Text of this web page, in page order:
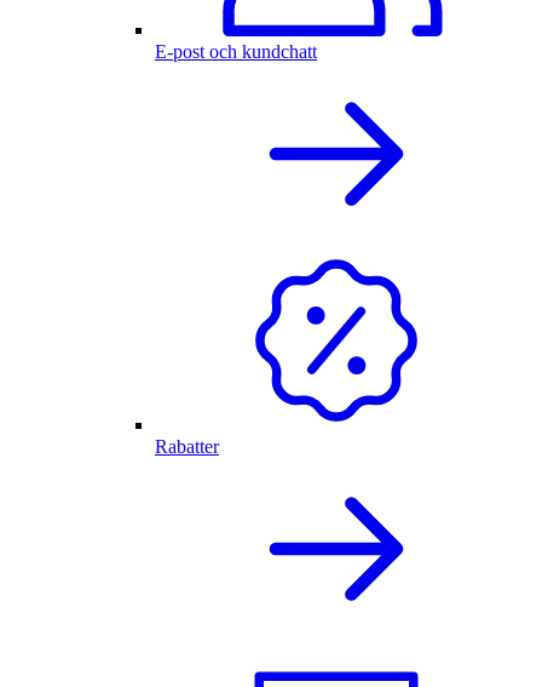
E-post och kundchatt
Rabatter